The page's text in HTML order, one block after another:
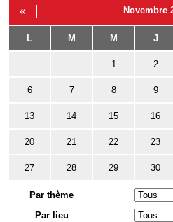
« Novembre
L M M J
1 2
6 7 8 9
13 14 15 16
20 21 22 23
27 28 29 30
Par thème
Par lieu